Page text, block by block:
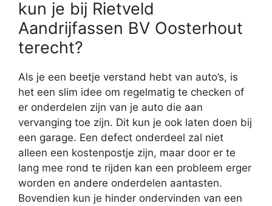
kun je bij Rietveld
Aandrijfassen BV Oosterhout
terecht?
Als je een beetje verstand hebt van auto’s, is
het een slim idee om regelmatig te checken of
er onderdelen zijn van je auto die aan
vervanging toe zijn. Dit kun je ook laten doen bij
een garage. Een defect onderdeel zal niet
alleen een kostenpostje zijn, maar door er te
lang mee rond te rijden kan een probleem erger
worden en andere onderdelen aantasten.
Bovendien kun je hinder ondervinden van een